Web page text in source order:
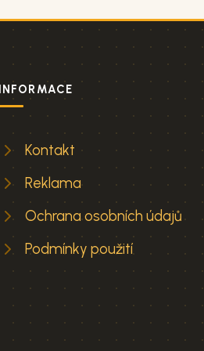
Kontakt
Reklama
Ochrana osobních údajů
Podmínky použití